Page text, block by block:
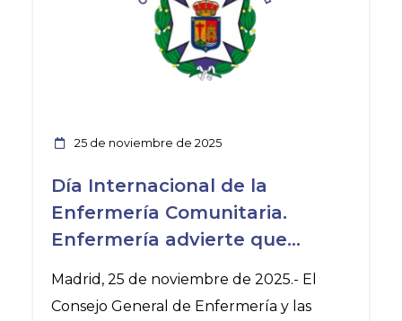
25 de noviembre de 2025
Día Internacional de la
Enfermería Comunitaria.
Enfermería advierte que
fondos por no apostar por la
Madrid, 25 de noviembre de 2025.- El
Consejo General de Enfermería y las